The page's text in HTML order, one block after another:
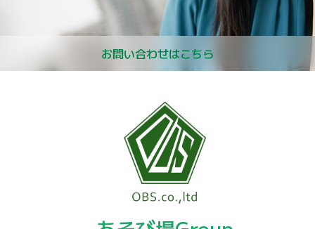
お問い合わせはこちら